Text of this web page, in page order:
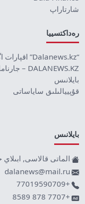
شارتاراپ
رەداكتسييا
“Dalanews.kz” اقپارات اگەنتتٸگٸ تۋرالى
DALANEWS.KZ – جارناما
بايلانىس
قۇپييالىلىق ساياساتى
بايلانىس
الماتى قالاسى, ابىلاي حان
dalanews@mail.ru
+77019590709
+7707 878 8589